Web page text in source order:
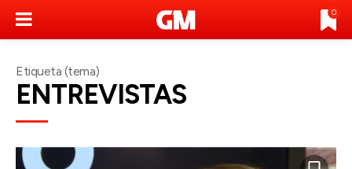
0
Etiqueta (tema)
ENTREVISTAS